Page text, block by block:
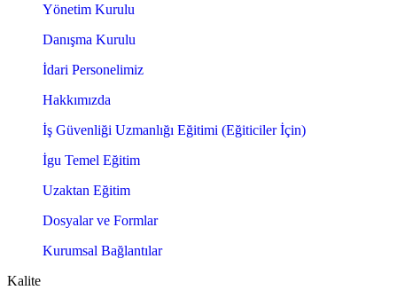
Yönetim Kurulu
Danışma Kurulu
İdari Personelimiz
Hakkımızda
İş Güvenliği Uzmanlığı Eğitimi (Eğiticiler İçin)
İgu Temel Eğitim
Uzaktan Eğitim
Dosyalar ve Formlar
Kurumsal Bağlantılar
Kalite